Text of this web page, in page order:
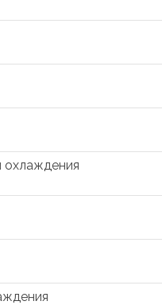
охлаждения